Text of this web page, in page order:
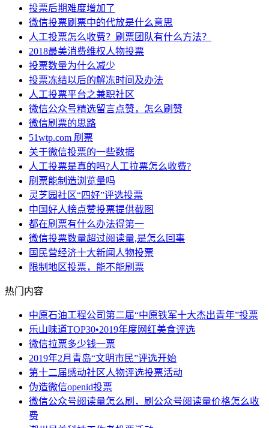
​投票后期难度增加了
微信投票刷票中的代放是什么意思
人工投票怎么收费？刷票团队有什么方法？
2018最美消费维权人物投票
投票数量为什么减少
投票冻结以后的解冻时间及办法
人工投票平台之兼职社区
微信公众号精选留言点赞，怎么刷赞
微信刷票的思路
51wtp.com 刷票
关于微信投票的一些数据
人工投票是真的吗?人工拉票怎么收费?
刷票能制造浏览量吗
灵芝园社区“四好”评选投票
中国好人榜点赞投票提供截图
都在刷票有什么办法得第一
微信投票数量超过阅读量,是怎么回事
国民营经济十大新闻人物投票
限制地区投票，能不能刷票
热门内容
中原石油工程公司第二届“中原铁军十大杰出青年”投票
乐山味道TOP30•2019年度网红美食评选
微信拉票多少钱一票
2019年2月青岛“文明市民”评选开始
第十二届感动社区人物评选投票活动
伪造微信openid投票
微信公众号阅读量怎么刷，刷公众号阅读量价格怎么收
费